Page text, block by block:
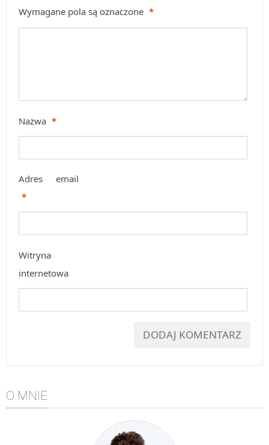
Wymagane pola są oznaczone *
Nazwa *
Adres email
*
Witryna
internetowa
O MNIE